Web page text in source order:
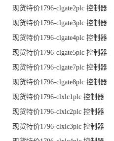
现货特价1796-clgate2plc 控制器
现货特价1796-clgate3plc 控制器
现货特价1796-clgate4plc 控制器
现货特价1796-clgate5plc 控制器
现货特价1796-clgate7plc 控制器
现货特价1796-clgate8plc 控制器
现货特价1796-clxlc1plc 控制器
现货特价1796-clxlc2plc 控制器
现货特价1796-clxlc3plc 控制器